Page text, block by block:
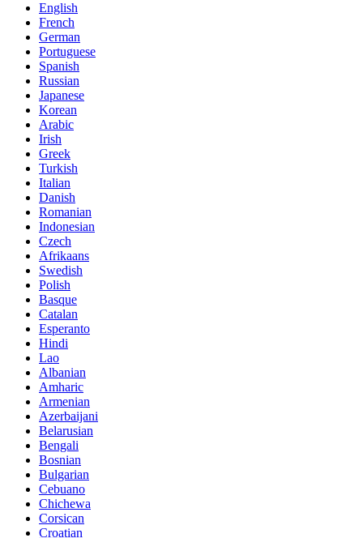
English
French
German
Portuguese
Spanish
Russian
Japanese
Korean
Arabic
Irish
Greek
Turkish
Italian
Danish
Romanian
Indonesian
Czech
Afrikaans
Swedish
Polish
Basque
Catalan
Esperanto
Hindi
Lao
Albanian
Amharic
Armenian
Azerbaijani
Belarusian
Bengali
Bosnian
Bulgarian
Cebuano
Chichewa
Corsican
Croatian